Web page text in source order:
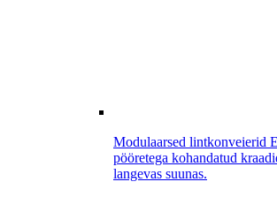
Modulaarsed lintkonveierid
pööretega kohandatud
langevas suunas.